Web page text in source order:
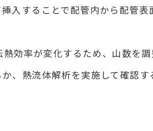
入することで配管内から配管
効率が変化するため、山数を
、熱流体解析を実施して確認す